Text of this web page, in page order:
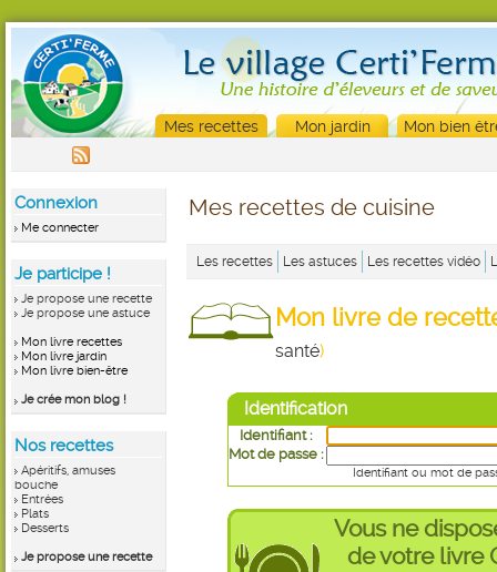
Mes recettes Mon jardin Mon bien
Connexion
Me connecter
Je participe !
Je propose une recette
Je propose une astuce
Mon livre recettes
Mon livre jardin
Mon livre bien-être
Je crée mon blog !
Nos recettes
Apéritifs, amuses
bouche
Entrées
Plats
Desserts
Je propose une recette
Mes recettes de cuisine
Les recettes Les astuces Les recettes vidéo
Mon livre de
santé)
Identification
Identifiant :
Mot de passe :
Identifiant ou mot de
Vous ne
de votre livre